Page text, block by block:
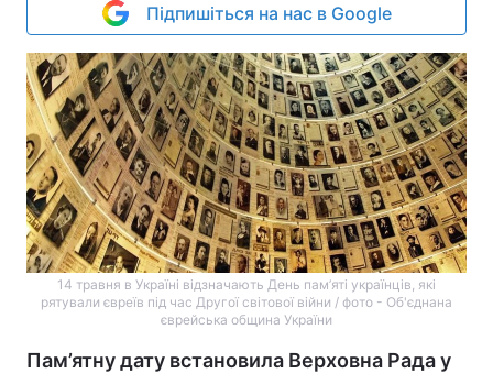
Підпишіться на нас в Google
14 травня в Україні відзначають День пам’яті українців, які
рятували євреїв під час Другої світової війни / фото - Об'єднана
єврейська община України
Пам’ятну дату встановила Верховна Рада у